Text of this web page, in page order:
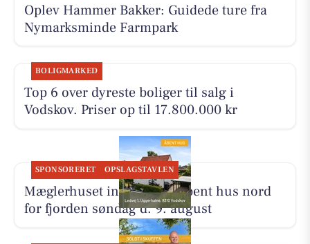
Oplev Hammer Bakker: Guidede ture fra
Nymarksminde Farmpark
BOLIGMARKED
Top 6 over dyreste boliger til salg i
Vodskov. Priser op til 17.800.000 kr
SPONSORERET OPSLAGSTAVLEN
Mæglerhuset inviterer til åbent hus nord
for fjorden søndag d. 9. august